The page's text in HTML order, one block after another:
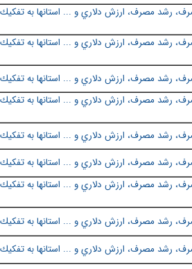
رشد مصرف، ارزش دلاري و ... استانها به
رشد مصرف، ارزش دلاري و ... استانها به
رشد مصرف، ارزش دلاري و ... استانها به
رشد مصرف، ارزش دلاري و ... استانها به
رشد مصرف، ارزش دلاري و ... استانها به
رشد مصرف، ارزش دلاري و ... استانها به
رشد مصرف، ارزش دلاري و ... استانها به
رشد مصرف، ارزش دلاري و ... استانها به
رشد مصرف، ارزش دلاري و ... استانها به